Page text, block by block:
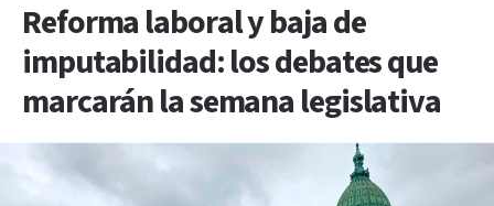
Reforma laboral y baja de
imputabilidad: los debates que
marcarán la semana legislativa